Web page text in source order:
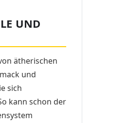
UND
ätherischen
und
sich
kann schon der